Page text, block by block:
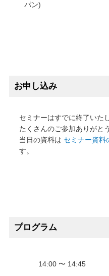
パン)
お申し込み
セミナーはすでに終了いた
たくさんのご参加ありがと
当日の資料は セミナー資料
す。
プログラム
14:00 〜 14:45